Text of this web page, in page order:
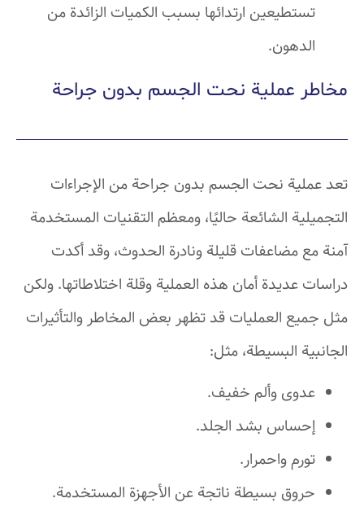
تستطيعين ارتدائها بسبب الكميات الزائدة من
الدهون.
مخاطر عملية نحت الجسم بدون جراحة
تعد عملية نحت الجسم بدون جراحة من الإجراءات
التجميلية الشائعة حاليًا، ومعظم التقنيات المستخدمة
آمنة مع مضاعفات قليلة ونادرة الحدوث، وقد أكدت
دراسات عديدة أمان هذه العملية وقلة اختلاطاتها. ولكن
مثل جميع العمليات قد تظهر بعض المخاطر والتأثيرات
الجانبية البسيطة، مثل:
عدوى وألم خفيف.
إحساس بشد الجلد.
تورم واحمرار.
حروق بسيطة ناتجة عن الأجهزة المستخدمة.